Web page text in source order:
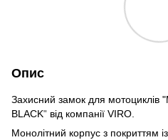
Опис
Захисний замок для мотоциклів
BLACK" від компанії VIRO.
Монолітний корпус з покриттям